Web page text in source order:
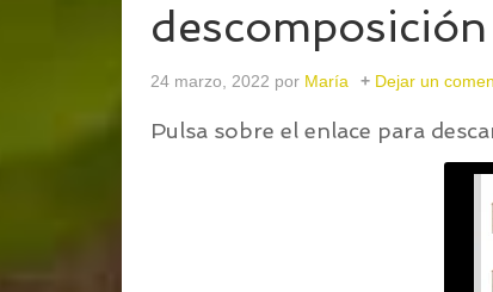
24 marzo, 2022 por María Dejar un
Pulsa sobre el enlace para